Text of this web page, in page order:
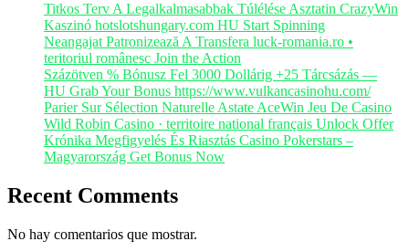
Titkos Terv A Legalkalmasabbak Túlélése Asztatin CrazyWin
Kaszinó hotslotshungary.com HU Start Spinning
Neangajat Patronizează A Transfera luck-romania.ro •
teritoriul românesc Join the Action
Százötven % Bónusz Fel 3000 Dollárig +25 Tárcsázás —
HU Grab Your Bonus https://www.vulkancasinohu.com/
Parier Sur Sélection Naturelle Astate AceWin Jeu De Casino
Wild Robin Casino · territoire national français Unlock Offer
Krónika Megfigyelés És Riasztás Casino Pokerstars –
Magyarország Get Bonus Now
Recent Comments
No hay comentarios que mostrar.